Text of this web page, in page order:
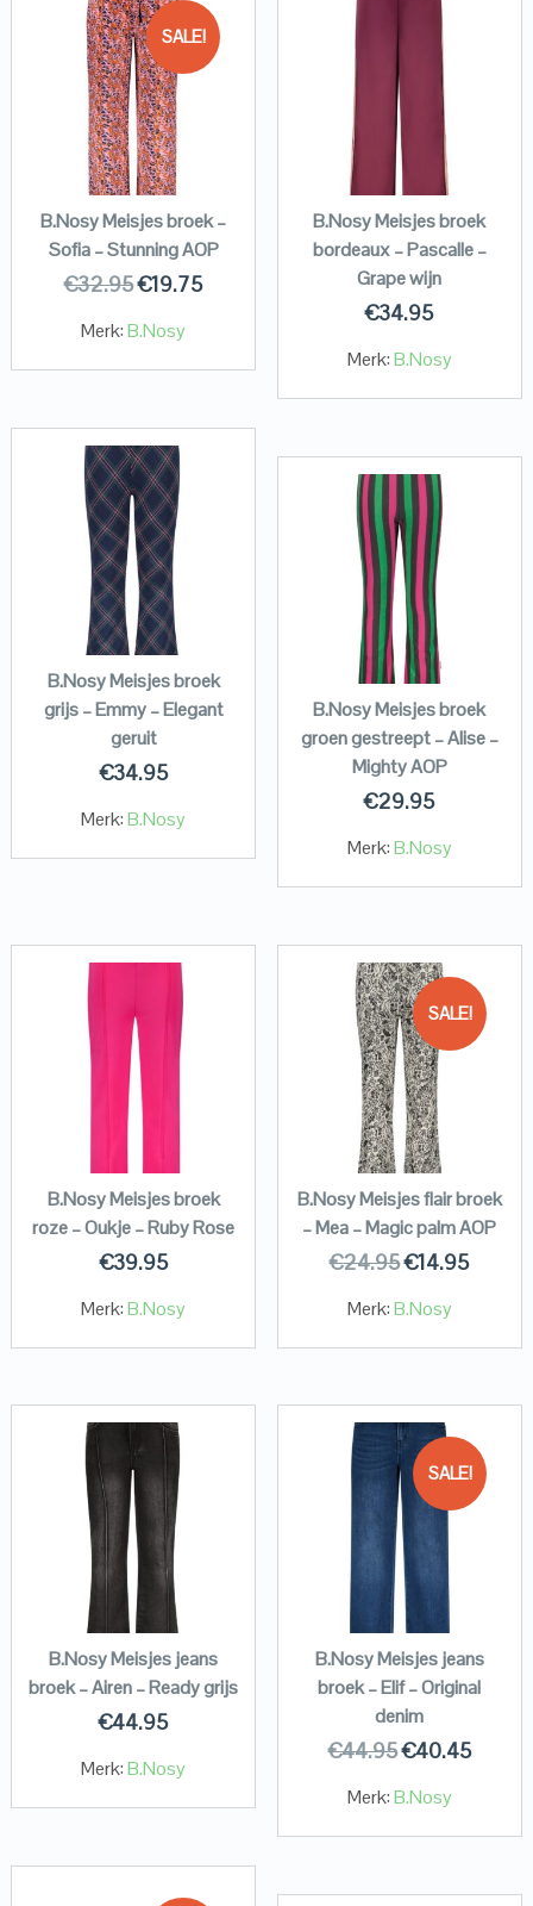
SALE!
B.Nosy Meisjes broek –
Sofia – Stunning AOP
€32.95€19.75
Merk:B.Nosy
B.Nosy Meisjes broek
bordeaux – Pascalle –
Grape wijn
€34.95
Merk:B.Nosy
B.Nosy Meisjes broek
grijs – Emmy – Elegant
geruit
€34.95
Merk:B.Nosy
B.Nosy Meisjes broek
groen gestreept – Alise –
Mighty AOP
€29.95
Merk:B.Nosy
B.Nosy Meisjes broek
roze – Oukje – Ruby Rose
€39.95
Merk:B.Nosy
SALE!
B.Nosy Meisjes flair broek
– Mea – Magic palm AOP
€24.95€14.95
Merk:B.Nosy
B.Nosy Meisjes jeans
broek – Airen – Ready grijs
€44.95
Merk:B.Nosy
SALE!
B.Nosy Meisjes jeans
broek – Elif – Original
denim
€44.95€40.45
Merk:B.Nosy